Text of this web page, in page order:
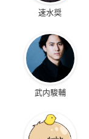
速水奨
武内駿輔